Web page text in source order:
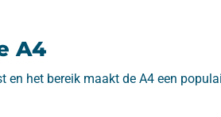
A4
het bereik maakt de A4 een